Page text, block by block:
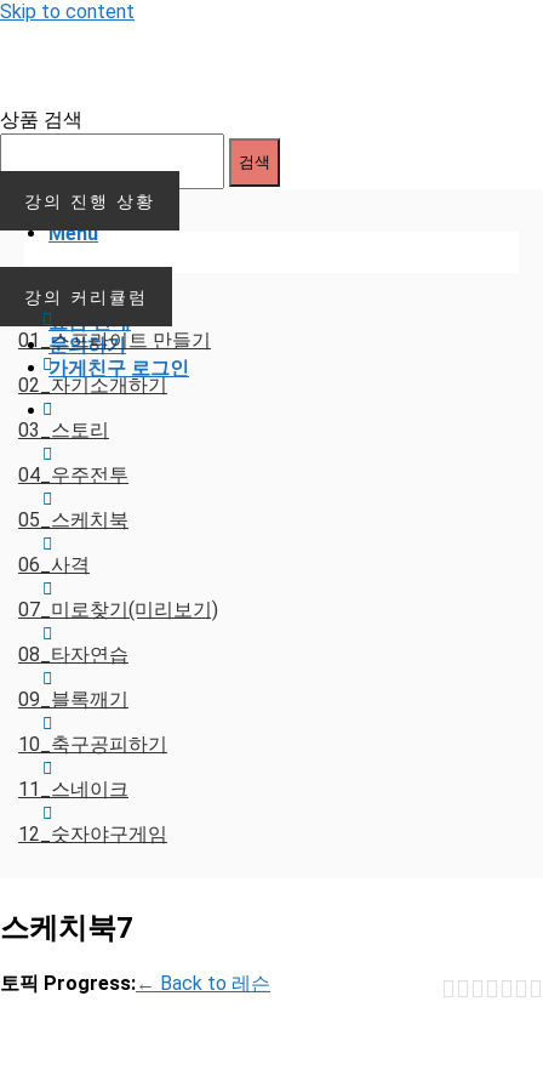
Skip to content
Menu
이용 안내
요금 안내
문의하기
가게친구 로그인
상품 검색
검색
강의 진행 상황
강의 커리큘럼
01_스프라이트 만들기
02_자기소개하기
03_스토리
04_우주전투
05_스케치북
06_사격
07_미로찾기(미리보기)
08_타자연습
09_블록깨기
10_축구공피하기
11_스네이크
12_숫자야구게임
스케치북7
토픽 Progress:← Back to 레슨